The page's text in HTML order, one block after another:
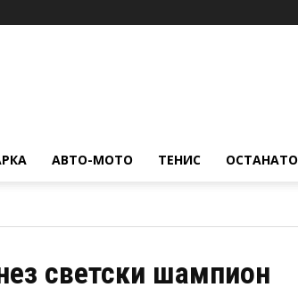
АВТО-МОТО ТЕНИС ОСТАНАТО
светски шампион